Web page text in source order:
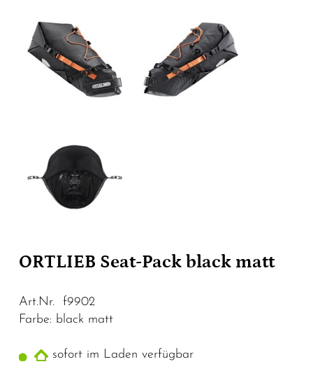
ORTLIEB Seat-Pack black matt
Art.Nr. f9902
Farbe: black matt
sofort im Laden verfügbar